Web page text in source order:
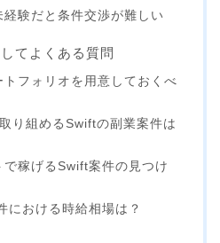
験だと条件交渉が難しい
てよくある質問
トフォリオを用意しておくべ
り組めるSwiftの副業案件は
で稼げるSwift案件の見つけ
における時給相場は？